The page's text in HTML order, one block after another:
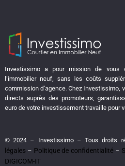
Investissimo a pour mission de vous
l’immobilier neuf, sans les coûts
commission d’agence. Chez Investissimo,
directs auprès des promoteurs,
euro de votre investissement travaille pour
© 2024 – Investissimo – Tous droits
légales – Politique de confidentialité –
DIGICOM-IT